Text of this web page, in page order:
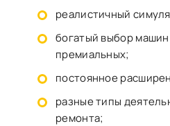
реалистичный
богатый выбор
премиальных;
постоянное
разные типы
ремонта;